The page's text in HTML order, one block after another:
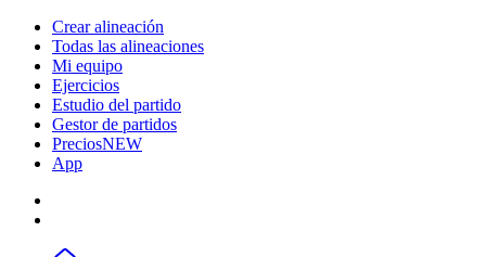
Crear alineación
Todas las alineaciones
Mi equipo
Ejercicios
Estudio del partido
Gestor de partidos
PreciosNEW
App